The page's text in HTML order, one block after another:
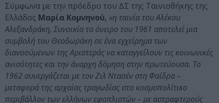
Σύμφωνα με την πρόεδρο του ΔΣ της Ταινιοθήκης της
Ελλάδος Μαρία Κομνηνού, «η ταινία του Αλέκου
Αλεξανδράκη, Συνοικία το όνειρο του 1961 αποτελεί μια
συμβολή του Θεοδωράκη σε ένα εγχείρημα των
διανοούμενων της Αριστεράς να καταγγείλουν τις κοινωνικές
ανισότητες και την άναρχη δόμηση στην πρωτεύουσα. To
1962 συνεργάζεται με τον Ζιλ Ντασέν στη Φαίδρα –
μεταφορά της αρχαίας τραγωδίας στο κοσμοπολίτικο
περιβάλλον των ελλήνων εφοπλιστών – με αστραφτερούς